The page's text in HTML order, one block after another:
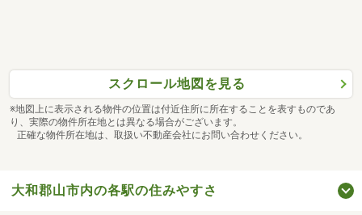
スクロール地図を見る
※地図上に表示される物件の位置は付近住所に所在することを表すものであ
り、実際の物件所在地とは異なる場合がございます。
正確な物件所在地は、取扱い不動産会社にお問い合わせください。
大和郡山市内の各駅の住みやすさ